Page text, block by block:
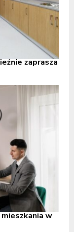
zaprasza
w